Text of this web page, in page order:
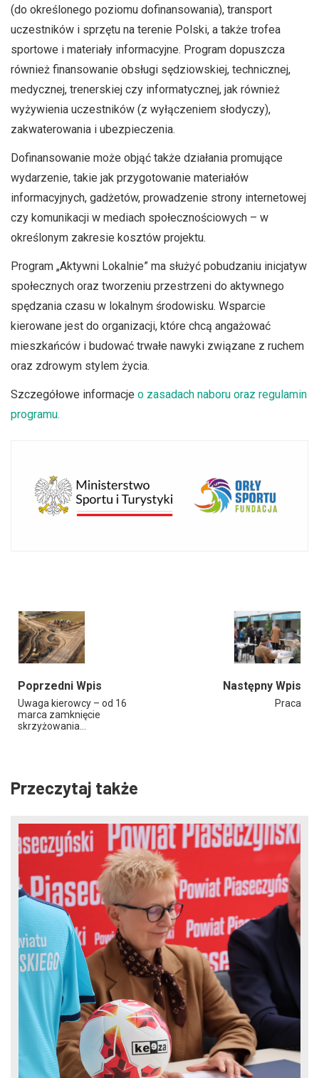
(do określonego poziomu dofinansowania), transport
uczestników i sprzętu na terenie Polski, a także trofea
sportowe i materiały informacyjne. Program dopuszcza
również finansowanie obsługi sędziowskiej, technicznej,
medycznej, trenerskiej czy informatycznej, jak również
wyżywienia uczestników (z wyłączeniem słodyczy),
zakwaterowania i ubezpieczenia.
Dofinansowanie może objąć także działania promujące
wydarzenie, takie jak przygotowanie materiałów
informacyjnych, gadżetów, prowadzenie strony internetowej
czy komunikacji w mediach społecznościowych – w
określonym zakresie kosztów projektu.
Program „Aktywni Lokalnie” ma służyć pobudzaniu inicjatyw
społecznych oraz tworzeniu przestrzeni do aktywnego
spędzania czasu w lokalnym środowisku. Wsparcie
kierowane jest do organizacji, które chcą angażować
mieszkańców i budować trwałe nawyki związane z ruchem
oraz zdrowym stylem życia.
Szczegółowe informacje o zasadach naboru oraz regulamin
programu.
Poprzedni Wpis
Uwaga kierowcy – od 16
marca zamknięcie
skrzyżowania…
Następny Wpis
Praca
Przeczytaj także